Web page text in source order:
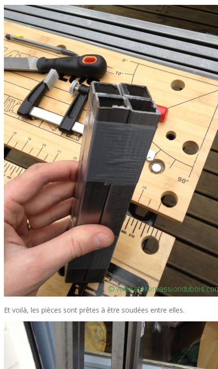
Et voilà, les pièces sont prêtes à être soudées entre elles.